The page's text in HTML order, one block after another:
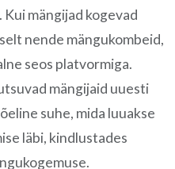
mängijad kogevad
nende mängukombeid,
seos platvormiga.
mängijaid uuesti
suhe, mida luuakse
läbi, kindlustades